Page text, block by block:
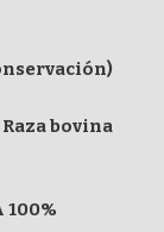
Raza bovina
100%